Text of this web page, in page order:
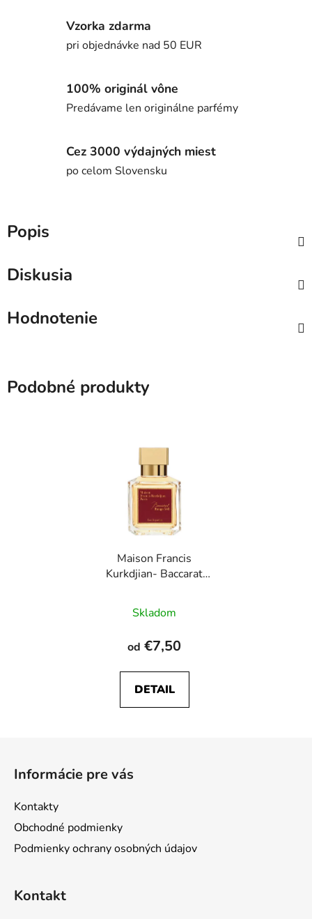
Vzorka zdarma
pri objednávke nad 50 EUR
100% originál vône
Predávame len originálne parfémy
Cez 3000 výdajných miest
po celom Slovensku
Popis
Diskusia
Hodnotenie
Podobné produkty
Maison Francis
Kurkdjian- Baccarat
hodnotenie
produktu
je
1,0
z
Skladom
od €7,50
DETAIL
Informácie pre vás
Kontakty
Obchodné podmienky
Podmienky ochrany osobných údajov
Kontakt